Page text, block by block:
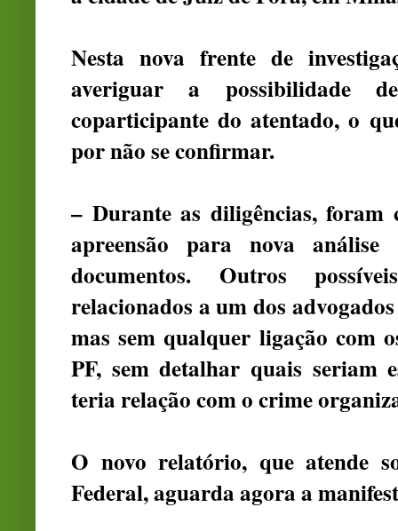
Nesta nova frente de
averiguar a possibilidade
coparticipante do atentado, o
por não se confirmar.
– Durante as diligências, foram
apreensão para nova análise
documentos. Outros
relacionados a um dos
mas sem qualquer ligação com
PF, sem detalhar quais seriam
teria relação com o crime
O novo relatório, que atende
Federal, aguarda agora a